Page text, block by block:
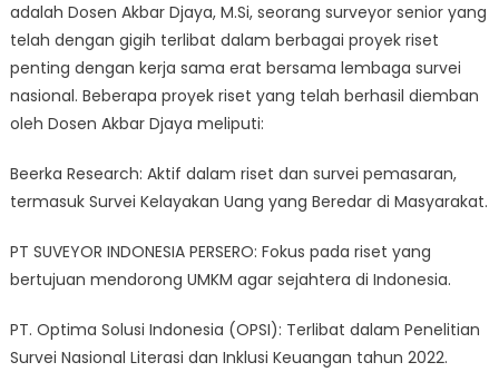
adalah Dosen Akbar Djaya, M.Si, seorang surveyor senior yang
telah dengan gigih terlibat dalam berbagai proyek riset
penting dengan kerja sama erat bersama lembaga survei
nasional. Beberapa proyek riset yang telah berhasil diemban
oleh Dosen Akbar Djaya meliputi:
Beerka Research: Aktif dalam riset dan survei pemasaran,
termasuk Survei Kelayakan Uang yang Beredar di Masyarakat.
PT SUVEYOR INDONESIA PERSERO: Fokus pada riset yang
bertujuan mendorong UMKM agar sejahtera di Indonesia.
PT. Optima Solusi Indonesia (OPSI): Terlibat dalam Penelitian
Survei Nasional Literasi dan Inklusi Keuangan tahun 2022.